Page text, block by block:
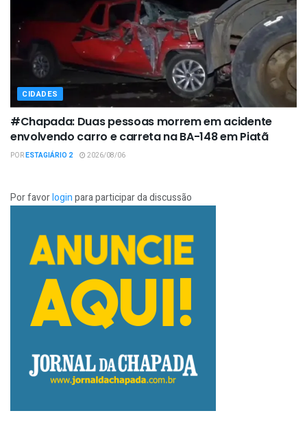
CIDADES
#Chapada: Duas pessoas morrem em acidente
envolvendo carro e carreta na BA-148 em Piatã
PORESTAGIÁRIO 2 2026/08/06
Por favorloginpara participar da discussão